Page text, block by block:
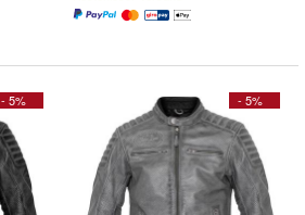
- 5% - 5%